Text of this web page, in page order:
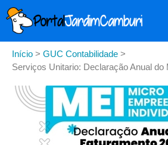
Início > GUC Contabilidade >
Serviços Unitario: Declaração Anual do